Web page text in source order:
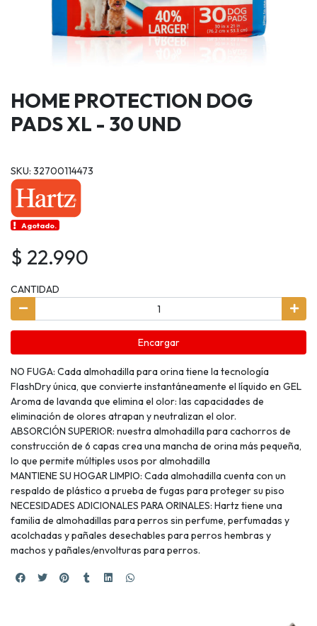
HOME PROTECTION DOG
PADS XL - 30 UND
SKU: 32700114473
Agotado.
$ 22.990
CANTIDAD
Encargar
NO FUGA: Cada almohadilla para orina tiene la tecnología
FlashDry única, que convierte instantáneamente el líquido en GEL
Aroma de lavanda que elimina el olor: las capacidades de
eliminación de olores atrapan y neutralizan el olor.
ABSORCIÓN SUPERIOR: nuestra almohadilla para cachorros de
construcción de 6 capas crea una mancha de orina más pequeña,
lo que permite múltiples usos por almohadilla
MANTIENE SU HOGAR LIMPIO: Cada almohadilla cuenta con un
respaldo de plástico a prueba de fugas para proteger su piso
NECESIDADES ADICIONALES PARA ORINALES: Hartz tiene una
familia de almohadillas para perros sin perfume, perfumadas y
acolchadas y pañales desechables para perros hembras y
machos y pañales/envolturas para perros.